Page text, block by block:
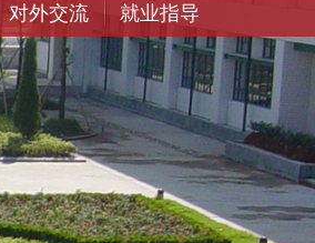
对外交流 就业指导